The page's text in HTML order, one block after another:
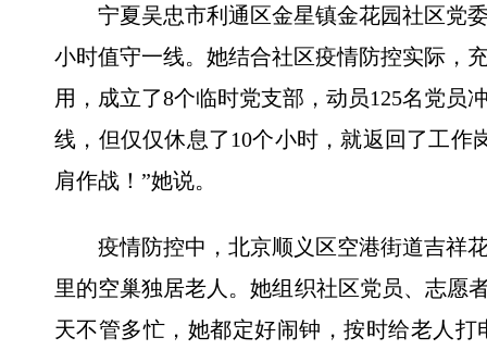
宁夏吴忠市利通区金星镇金花园社区党委
小时值守一线。她结合社区疫情防控实际，
用，成立了8个临时党支部，动员125名党员
线，但仅仅休息了10个小时，就返回了工
肩作战！”她说。
疫情防控中，北京顺义区空港街道吉祥花
里的空巢独居老人。她组织社区党员、志愿
天不管多忙，她都定好闹钟，按时给老人